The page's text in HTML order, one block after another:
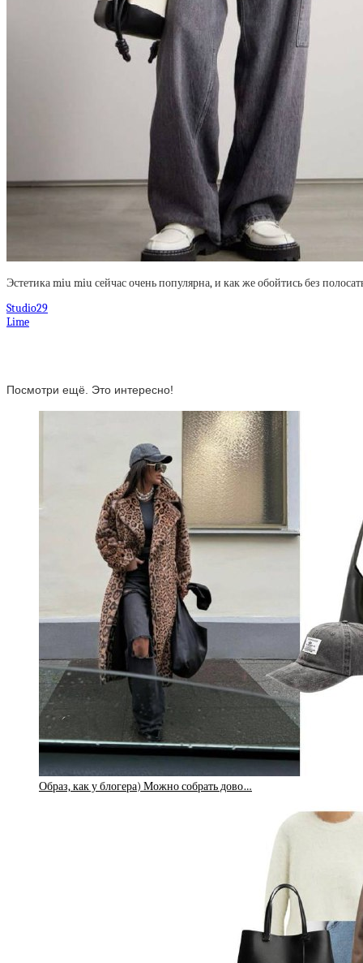
Эстетика miu miu сейчас очень популярна, и как же обойтись без
Studio29
Lime
Посмотри ещё. Это интересно!
Образ, как у блогера) Можно собрать дово…